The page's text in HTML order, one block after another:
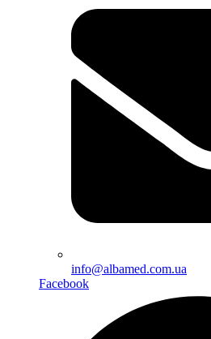
info@albamed.com.ua
Facebook